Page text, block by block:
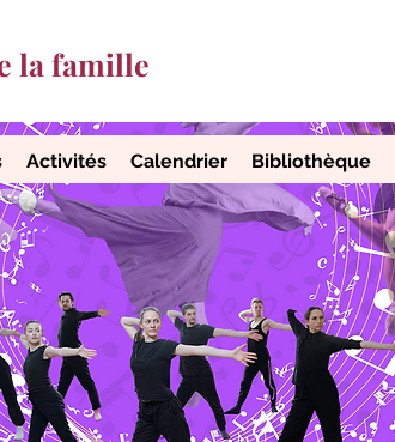
la famille
Activités Calendrier Bibliothèque